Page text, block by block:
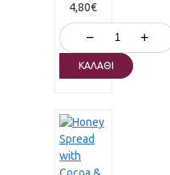
4,80€
− +
ΚΑΛΆΘΙ